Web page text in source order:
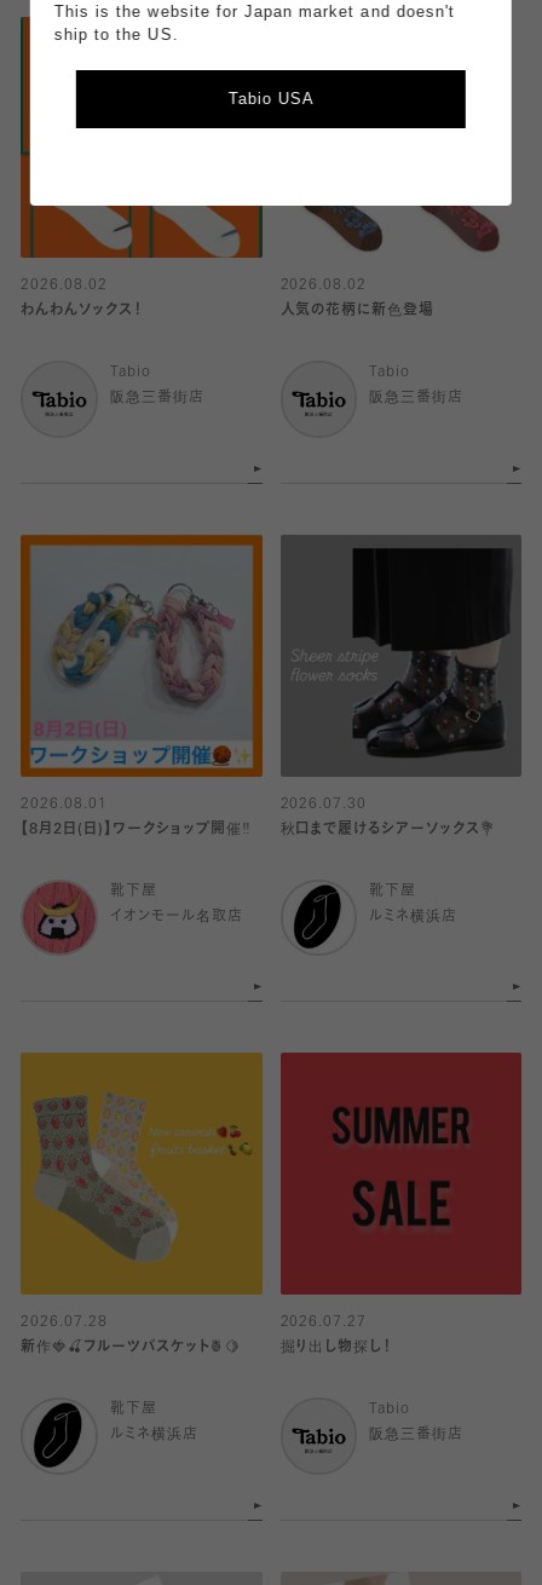
2026.08.02
わんわんソックス！
Tabio
阪急三番街店
2026.08.02
人気の花柄に新色登場
Tabio
阪急三番街店
2026.08.01
【8月2日(日)】ワークショップ開催‼️
靴下屋
イオンモール名取店
2026.07.30
秋口まで履けるシアーソックス💐
靴下屋
ルミネ横浜店
2026.07.28
新作🍓🍒フルーツバスケット🍍🍋
靴下屋
ルミネ横浜店
2026.07.27
掘り出し物探し！
Tabio
阪急三番街店
This is the website for Japan market and doesn't
ship to the US.
Tabio USA